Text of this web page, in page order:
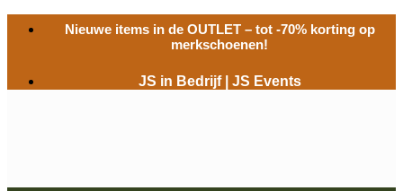
naar
Nieuwe items in de OUTLET– tot -70% korting op
merkschoenen!
JS in Bedrijf JS Events